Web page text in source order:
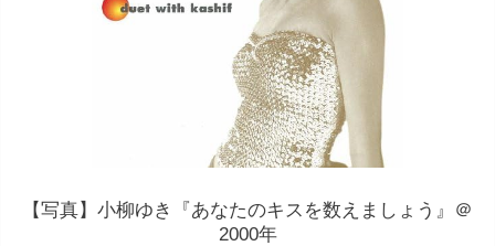
【写真】小柳ゆき『あなたのキスを数えましょう』＠
2000年